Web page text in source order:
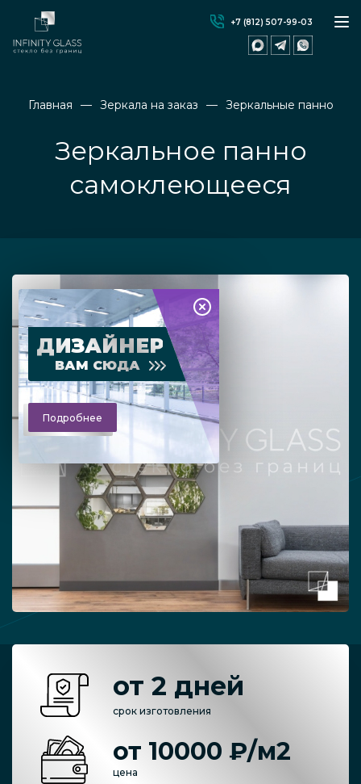
+7 (812) 507-99-03
Главная Зеркала на заказ Зеркальные панно
Зеркальное панно
самоклеющееся
ДИЗАЙНЕР
ВАМ СЮДА
Подробнее
от 2 дней
срок изготовления
от 10000 ₽/м2
цена